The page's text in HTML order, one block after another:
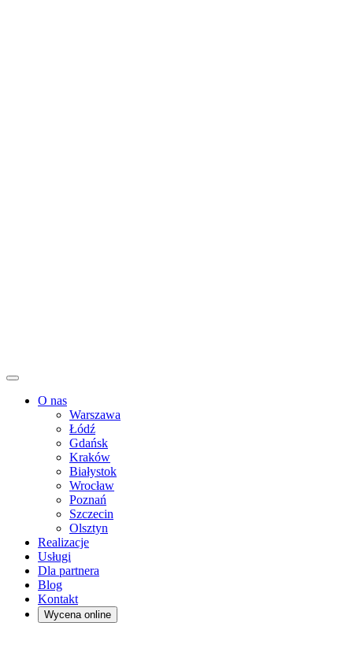
O nas
Warszawa
Łódź
Gdańsk
Kraków
Białystok
Wrocław
Poznań
Szczecin
Olsztyn
Realizacje
Usługi
Dla partnera
Blog
Kontakt
Wycena online